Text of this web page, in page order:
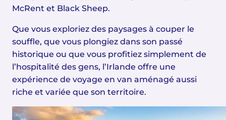
McRent et Black Sheep.
Que vous exploriez des paysages à couper le
souffle, que vous plongiez dans son passé
historique ou que vous profitiez simplement de
l’hospitalité des gens, l’Irlande offre une
expérience de voyage en van aménagé aussi
riche et variée que son territoire.